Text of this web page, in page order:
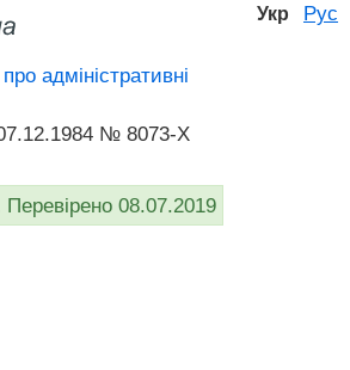
Укр Рус
адміністративні
№ 8073-X
08.07.2019